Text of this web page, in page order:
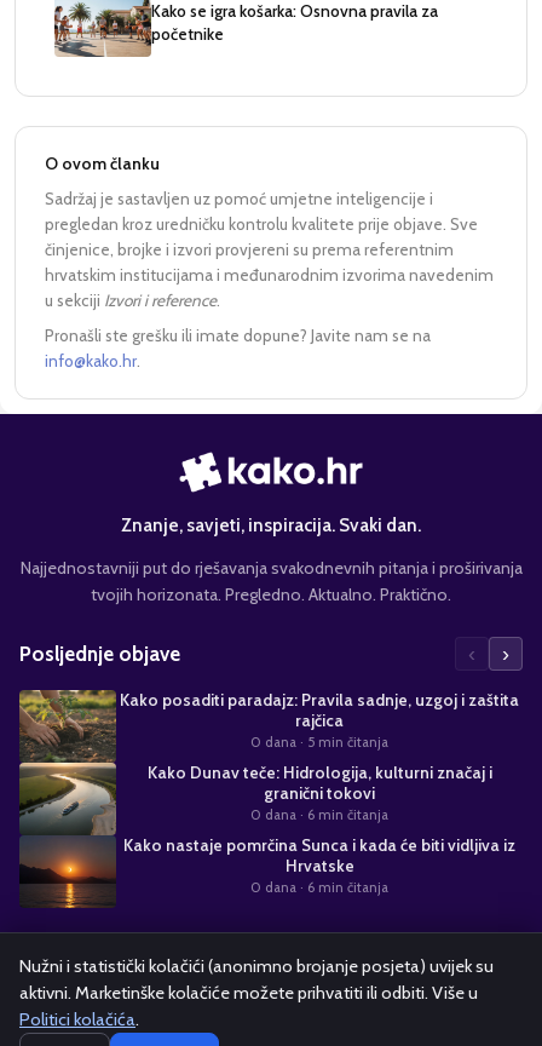
Kako se igra košarka: Osnovna pravila za
početnike
O ovom članku
Sadržaj je sastavljen uz pomoć umjetne inteligencije i
pregledan kroz uredničku kontrolu kvalitete prije objave. Sve
činjenice, brojke i izvori provjereni su prema referentnim
hrvatskim institucijama i međunarodnim izvorima navedenim
u sekciji Izvori i reference.
Pronašli ste grešku ili imate dopune? Javite nam se na
info@kako.hr.
Znanje, savjeti, inspiracija. Svaki dan.
Najjednostavniji put do rješavanja svakodnevnih pitanja i proširivanja
tvojih horizonata. Pregledno. Aktualno. Praktično.
Posljednje objave ‹ ›
Kako posaditi paradajz: Pravila sadnje, uzgoj i zaštita
rajčica
0 dana · 5 min čitanja
Kako Dunav teče: Hidrologija, kulturni značaj i
granični tokovi
0 dana · 6 min čitanja
Kako nastaje pomrčina Sunca i kada će biti vidljiva iz
Hrvatske
0 dana · 6 min čitanja
Suradnja s nama
Alati i kalkulatori OglašavanjePolitika kolačićaPravila privatnosti
Nužni i statistički kolačići (anonimno brojanje posjeta) uvijek su
aktivni. Marketinške kolačiće možete prihvatiti ili odbiti. Više u
Politici kolačića.